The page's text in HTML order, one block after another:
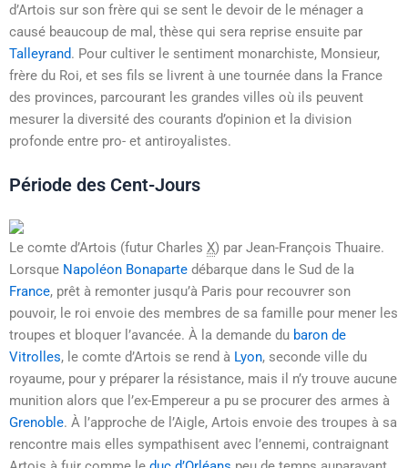
d’Artois sur son frère qui se sent le devoir de le ménager a
causé beaucoup de mal, thèse qui sera reprise ensuite par
Talleyrand. Pour cultiver le sentiment monarchiste, Monsieur,
frère du Roi, et ses fils se livrent à une tournée dans la France
des provinces, parcourant les grandes villes où ils peuvent
mesurer la diversité des courants d’opinion et la division
profonde entre pro- et antiroyalistes.
Période des Cent-Jours
Le comte d’Artois (futur Charles X) par Jean-François Thuaire.
Lorsque Napoléon Bonaparte débarque dans le Sud de la
France, prêt à remonter jusqu’à Paris pour recouvrer son
pouvoir, le roi envoie des membres de sa famille pour mener les
troupes et bloquer l’avancée. À la demande du baron de
Vitrolles, le comte d’Artois se rend à Lyon, seconde ville du
royaume, pour y préparer la résistance, mais il n’y trouve aucune
munition alors que l’ex-Empereur a pu se procurer des armes à
Grenoble. À l’approche de l’Aigle, Artois envoie des troupes à sa
rencontre mais elles sympathisent avec l’ennemi, contraignant